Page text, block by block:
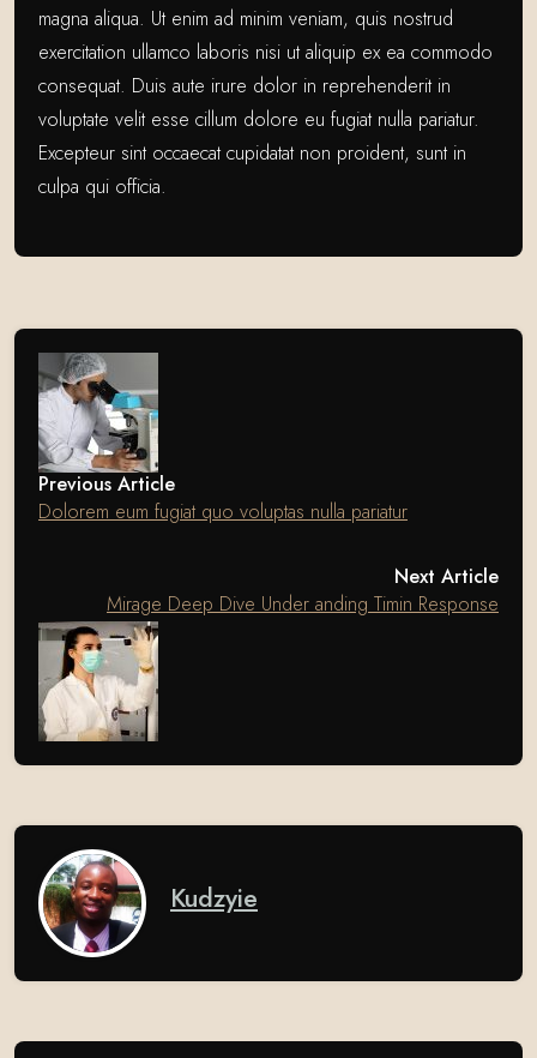
magna aliqua. Ut enim ad minim veniam, quis nostrud
exercitation ullamco laboris nisi ut aliquip ex ea commodo
consequat. Duis aute irure dolor in reprehenderit in
voluptate velit esse cillum dolore eu fugiat nulla pariatur.
Excepteur sint occaecat cupidatat non proident, sunt in
culpa qui officia.
Previous Article
Dolorem eum fugiat quo voluptas nulla pariatur
Next Article
Mirage Deep Dive Under anding Timin Response
Kudzyie